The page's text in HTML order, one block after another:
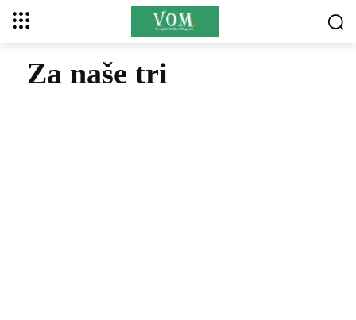
Za naše tri